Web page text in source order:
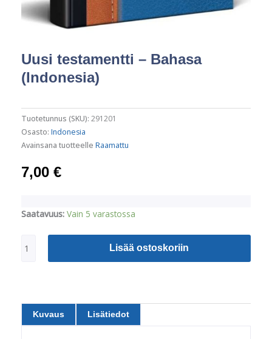
Uusi testamentti – Bahasa
(Indonesia)
Tuotetunnus (SKU): 291201
Osasto: Indonesia
Avainsana tuotteelle Raamattu
7,00 €
Saatavuus: Vain 5 varastossa
Uusi
Bahasa
Lisää ostoskoriin
Kuvaus Lisätiedot